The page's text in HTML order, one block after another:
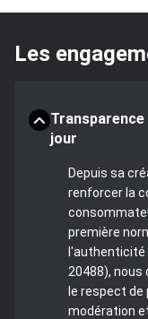
Les
jour
Depuis sa
renforcer la
première
l'authenticité
20488),
le respect
modération